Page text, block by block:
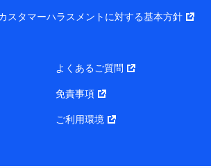
者との関係等
約の内容等
囲
insurance.co.jp/）
スタマーハラスメントに対する基本方針
よくあるご質問
免責事項
ご利用環境